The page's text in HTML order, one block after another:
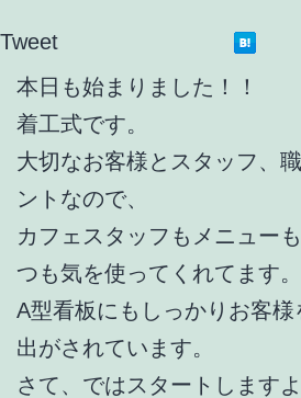
Tweet
本日も始まりました！！
着工式です。
大切なお客様とスタッフ、
ントなので、
カフェスタッフもメニュー
つも気を使ってくれてます。
A型看板にもしっかりお客
出がされています。
さて、ではスタートします